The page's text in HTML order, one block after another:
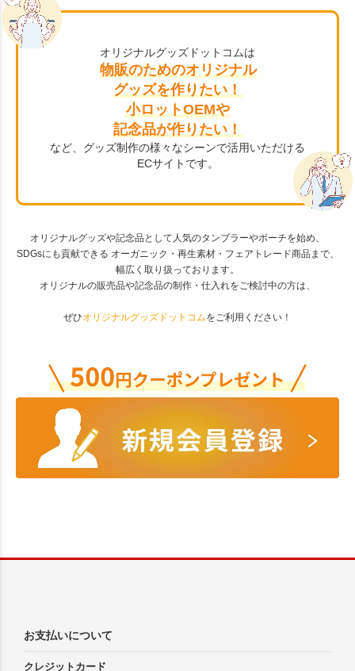
オリジナルグッズドットコムは
物販のためのオリジナル
グッズを作りたい！
小ロットOEMや
記念品が作りたい！
など、グッズ制作の様々なシーンで活用いただける
ECサイトです。
オリジナルグッズや記念品として人気のタンブラーやポーチを始め、
SDGsにも貢献できる オーガニック・再生素材・フェアトレード商品まで、
幅広く取り扱っております。
オリジナルの販売品や記念品の制作・仕入れをご検討中の方は、
ぜひオリジナルグッズドットコムをご利用ください！
お支払いについて
クレジットカード